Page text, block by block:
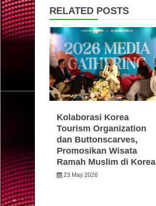
RELATED POSTS
Kolaborasi Korea
Tourism Organization
dan Buttonscarves,
Promosikan Wisata
Ramah Muslim di Korea
23 May 2026